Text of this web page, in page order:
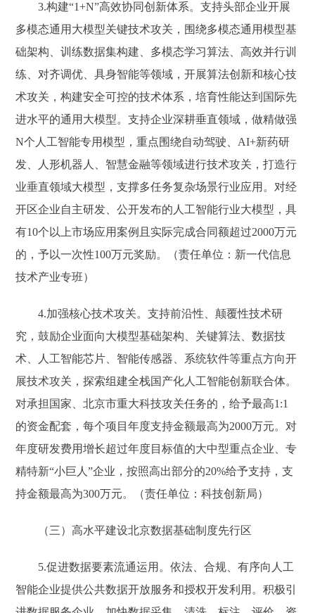
3.构建“1+N”高效协同创新体系。支持头部企业开展
多模态通用大模型关键技术攻关，围绕多模态通用模型基
础架构、训练数据集构建、多模态学习算法、高效并行训
练、对齐调优、具身智能等领域，开展算法创新和核心技
术攻关，构建安全可控的技术体系，培育性能达到国际先
进水平的通用大模型。支持企业深耕垂直领域，做精做强
N个人工智能专用模型，重点围绕自动驾驶、AI+新药研
发、人形机器人、智慧金融等领域进行技术攻关，打造行
业垂直领域大模型，支撑多任务复杂场景行业应用。对经
开区企业自主研发、公开发布的人工智能行业大模型，具
有10个以上市场应用案例且实际完成合同额超过2000万元
的，予以一次性100万元奖励。（责任单位：新一代信息
技术产业专班）
4.加强核心技术攻关。支持前沿性、颠覆性技术研
究，鼓励企业面向大模型基础架构、关键算法、数据技
术、人工智能芯片、智能传感器、系统软件等重点方向开
展技术攻关，探索组建全栈国产化人工智能创新联合体。
对承担国家、北京市重大科技攻关任务的，给予最高1:1
的资金配套，每个项目年度支持金额最高为2000万元。对
年度研发费用增长超过年度目标值的大中型重点企业、专
精特新“小巨人”企业，按照高出部分的20%给予支持，支
持金额最高为300万元。（责任单位：科技创新局）
（三）高水平建设北京数据基础制度先行区
5.促进数据要素流通运用。依法、合规、有序向人工
智能企业提供公共数据开放服务和授权开发利用。积极引